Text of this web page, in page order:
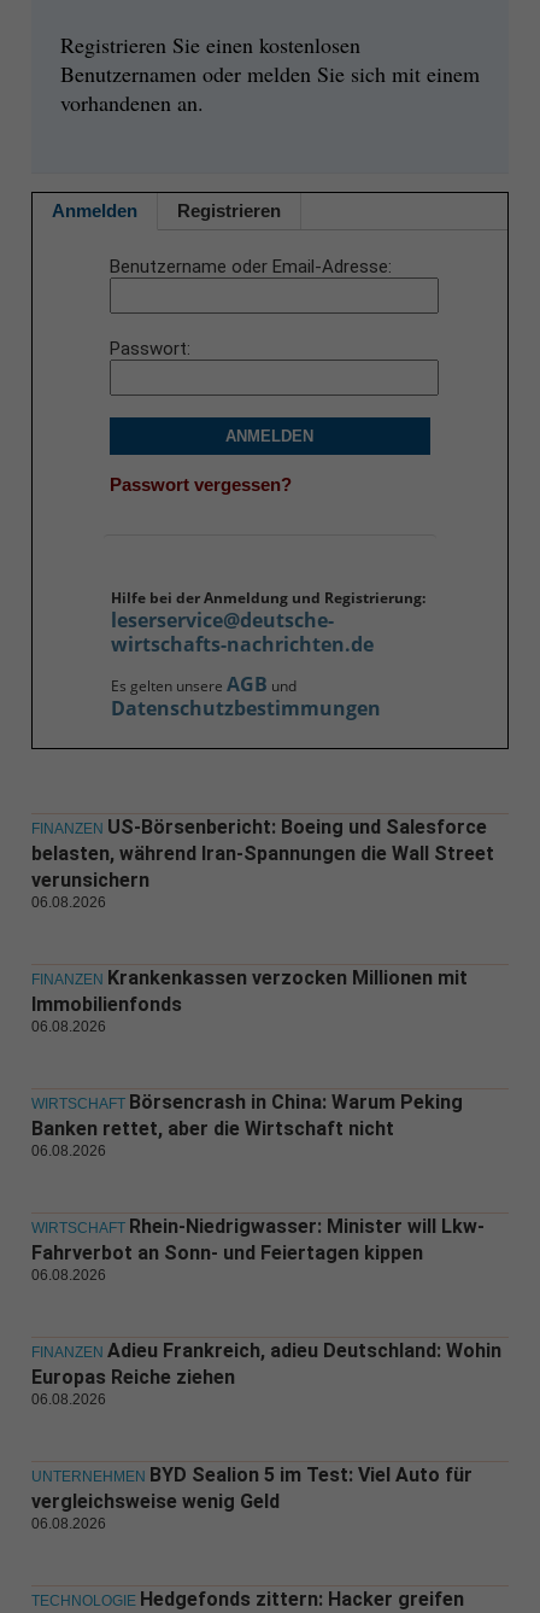
Registrieren Sie einen kostenlosen
Benutzernamen oder melden Sie sich mit einem
vorhandenen an.
Anmelden Registrieren
Benutzername oder Email-Adresse
Passwort
ANMELDEN
Passwort vergessen?
Hilfe bei der Anmeldung und Registrierung:
leserservice@deutsche-
wirtschafts-nachrichten.de
Es gelten unsere AGB und
Datenschutzbestimmungen
FINANZEN US-Börsenbericht: Boeing und Salesforce
belasten, während Iran-Spannungen die Wall Street
verunsichern
06.08.2026
FINANZEN Krankenkassen verzocken Millionen mit
Immobilienfonds
06.08.2026
WIRTSCHAFT Börsencrash in China: Warum Peking
Banken rettet, aber die Wirtschaft nicht
06.08.2026
WIRTSCHAFT Rhein-Niedrigwasser: Minister will Lkw-
Fahrverbot an Sonn- und Feiertagen kippen
06.08.2026
FINANZEN Adieu Frankreich, adieu Deutschland: Wohin
Europas Reiche ziehen
06.08.2026
UNTERNEHMEN BYD Sealion 5 im Test: Viel Auto für
vergleichsweise wenig Geld
06.08.2026
TECHNOLOGIE Hedgefonds zittern: Hacker greifen